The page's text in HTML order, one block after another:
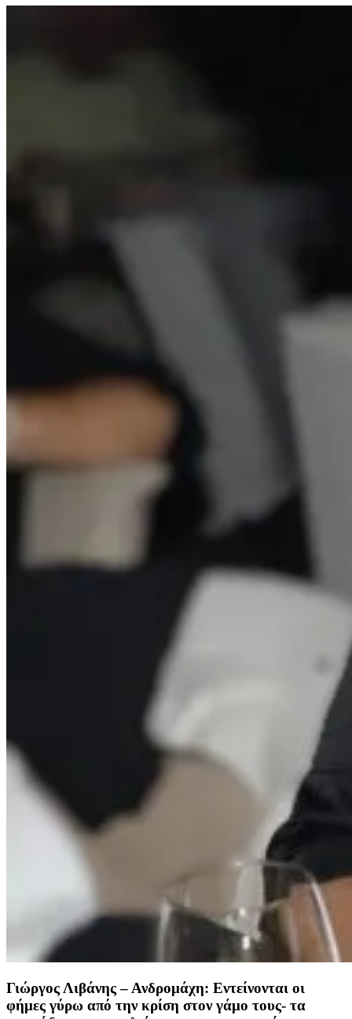
Γιώργος Λιβάνης – Ανδρομάχη: Εντείνονται οι
φήμες γύρω από την κρίση στον γάμο τους- τα